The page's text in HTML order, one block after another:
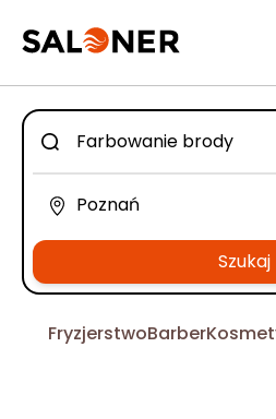
Szukaj
FryzjerstwoBarber